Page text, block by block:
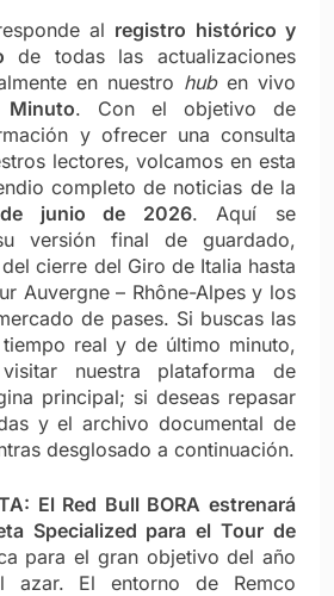
al registro histórico y
de todas las actualizaciones
en nuestro huben vivo
. Con el objetivo de
y ofrecer una consulta
lectores, volcamos en esta
completo de noticias de la
junio de 2026. Aquí se
versión final de guardado,
cierre del Giro de Italia hasta
Auvergne – Rhône-Alpes y los
de pases. Si buscas las
real y de último minuto,
nuestra plataforma de
principal; si deseas repasar
y el archivo documental de
desglosado a continuación.
El Red Bull BORA estrenará
Specialized para el Tour de
para el gran objetivo del año
azar. El entorno de Remco